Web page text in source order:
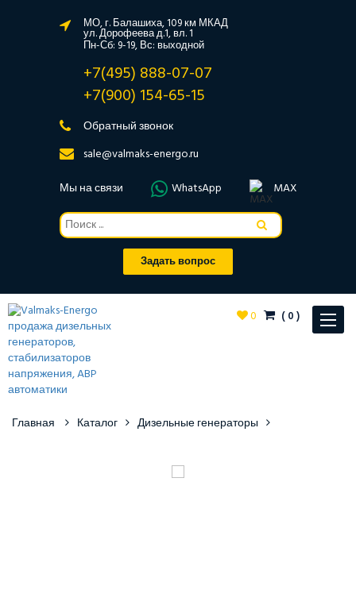
МО, г. Балашиха, 109 км МКАД
ул. Дорофеева д.1, вл. 1
Пн-Сб: 9-19, Вс: выходной
+7(495) 888-07-07
+7(900) 154-65-15
Обратный звонок
sale@valmaks-energo.ru
Мы на связи
WhatsApp MAX
Задать вопрос
Toggle
0 (0)
Главная Каталог Дизельные генераторы